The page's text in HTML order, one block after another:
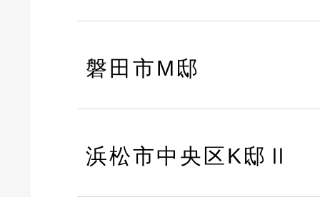
磐田市M邸
浜松市中央区K邸Ⅱ